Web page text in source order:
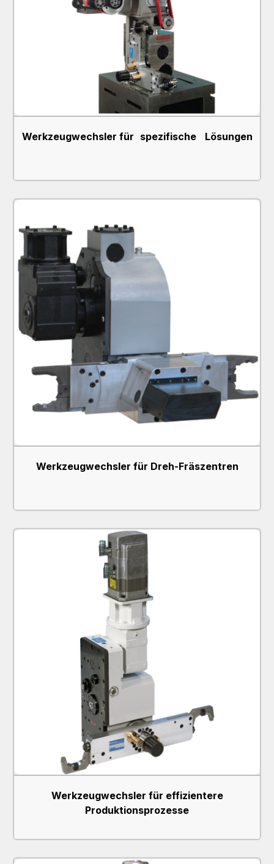
Werkzeugwechsler für spezifische Lösungen
Werkzeugwechsler für Dreh-Fräszentren
Werkzeugwechsler für effizientere
Produktionsprozesse